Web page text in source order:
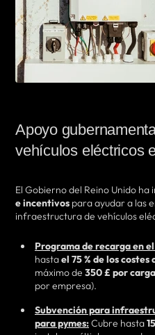
Apoyo
vehículos eléctricos
El Gobierno del Reino Unido
e incentivos para ayudar a las
infraestructura de vehículos
Programa de recarga en
hastael 75 % de los
máximo de 350 £ por
por empresa).
Subvención para
para pymes:Cubre hasta